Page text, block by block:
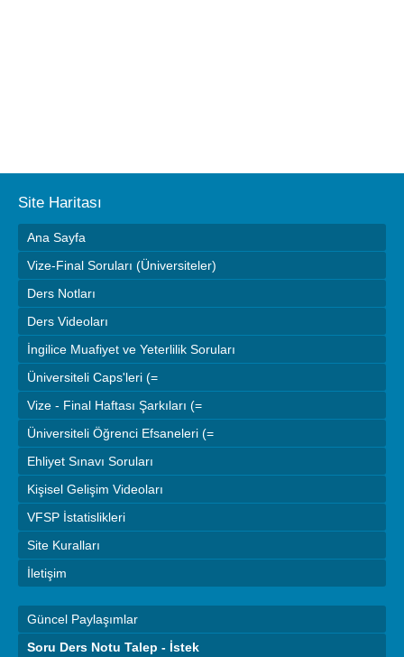
Site Haritası
Ana Sayfa
Vize-Final Soruları (Üniversiteler)
Ders Notları
Ders Videoları
İngilice Muafiyet ve Yeterlilik Soruları
Üniversiteli Caps'leri (=
Vize - Final Haftası Şarkıları (=
Üniversiteli Öğrenci Efsaneleri (=
Ehliyet Sınavı Soruları
Kişisel Gelişim Videoları
VFSP İstatislikleri
Site Kuralları
İletişim
Güncel Paylaşımlar
Soru Ders Notu Talep - İstek